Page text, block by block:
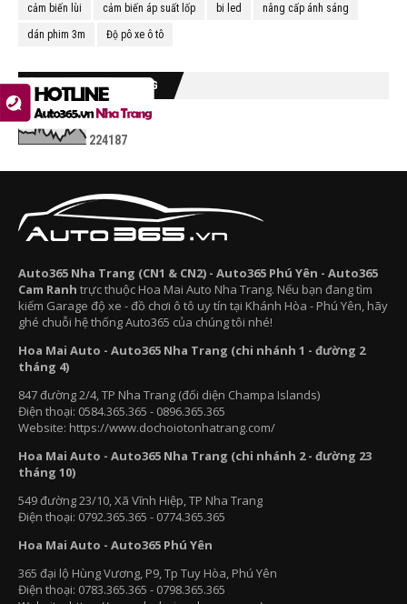
cảm biến lùi cảm biến áp suất lốp bi led nâng cấp ánh sáng
dán phim 3m Độ pô xe ô tô
LƯỢT XEM TRONG THÁNG
224187
Auto365 Nha Trang (CN1 & CN2) - Auto365 Phú Yên - Auto365
Cam Ranh trực thuộc Hoa Mai Auto Nha Trang. Nếu bạn đang tìm
kiếm Garage độ xe - đồ chơi ô tô uy tín tại Khánh Hòa - Phú Yên, hãy
ghé chuỗi hệ thống Auto365 của chúng tôi nhé!
Hoa Mai Auto - Auto365 Nha Trang (chi nhánh 1 - đường 2
tháng 4)
847 đường 2/4, TP Nha Trang (đối diện Champa Islands)
Điện thoại: 0584.365.365 - 0896.365.365
Website: https://www.dochoiotonhatrang.com/
Hoa Mai Auto - Auto365 Nha Trang (chi nhánh 2 - đường 23
tháng 10)
549 đường 23/10, Xã Vĩnh Hiệp, TP Nha Trang
Điện thoại: 0792.365.365 - 0774.365.365
Hoa Mai Auto - Auto365 Phú Yên
365 đại lộ Hùng Vương, P9, Tp Tuy Hòa, Phú Yên
Điện thoại: 0783.365.365 - 0798.365.365